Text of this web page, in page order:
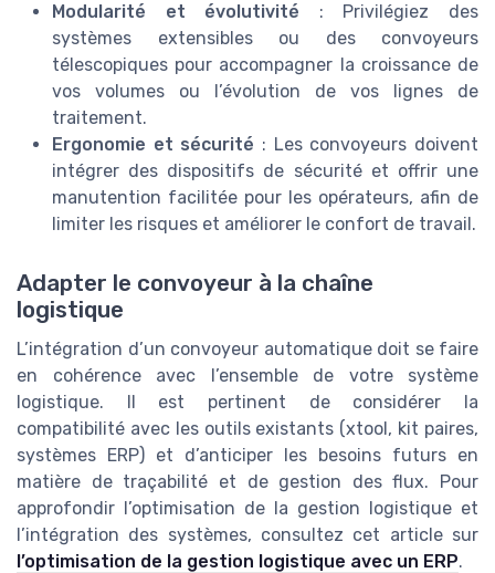
Modularité et évolutivité : Privilégiez des
systèmes extensibles ou des convoyeurs
télescopiques pour accompagner la croissance de
vos volumes ou l’évolution de vos lignes de
traitement.
Ergonomie et sécurité : Les convoyeurs doivent
intégrer des dispositifs de sécurité et offrir une
manutention facilitée pour les opérateurs, afin de
limiter les risques et améliorer le confort de travail.
Adapter le convoyeur à la chaîne
logistique
L’intégration d’un convoyeur automatique doit se faire
en cohérence avec l’ensemble de votre système
logistique. Il est pertinent de considérer la
compatibilité avec les outils existants (xtool, kit paires,
systèmes ERP) et d’anticiper les besoins futurs en
matière de traçabilité et de gestion des flux. Pour
approfondir l’optimisation de la gestion logistique et
l’intégration des systèmes, consultez cet article sur
l’optimisation de la gestion logistique avec un ERP.